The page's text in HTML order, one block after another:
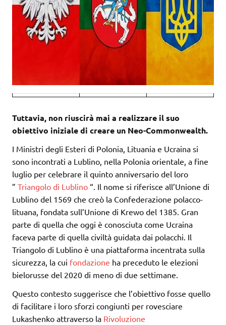
Tuttavia, non riuscirà mai a realizzare il suo
obiettivo iniziale di creare un Neo-Commonwealth.
I Ministri degli Esteri di Polonia, Lituania e Ucraina si
sono incontrati a Lublino, nella Polonia orientale, a fine
luglio per celebrare il quinto anniversario del loro
” Triangolo di Lublino “. Il nome si riferisce all’Unione di
Lublino del 1569 che creò la Confederazione polacco-
lituana, fondata sull’Unione di Krewo del 1385. Gran
parte di quella che oggi è conosciuta come Ucraina
faceva parte di quella civiltà guidata dai polacchi. Il
Triangolo di Lublino è una piattaforma incentrata sulla
sicurezza, la cui fondazione ha preceduto le elezioni
bielorusse del 2020 di meno di due settimane.
Questo contesto suggerisce che l’obiettivo fosse quello
di facilitare i loro sforzi congiunti per rovesciare
Lukashenko attraverso la Rivoluzione